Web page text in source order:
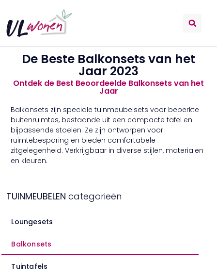
De Beste Balkonsets van het
Jaar 2023
Ontdek de Best Beoordeelde Balkonsets van het
Jaar
Balkonsets zijn speciale tuinmeubelsets voor beperkte
buitenruimtes, bestaande uit een compacte tafel en
bijpassende stoelen. Ze zijn ontworpen voor
ruimtebesparing en bieden comfortabele
zitgelegenheid. Verkrijgbaar in diverse stijlen, materialen
en kleuren.
TUINMEUBELEN categorieën
Loungesets
Balkonsets
Tuintafels